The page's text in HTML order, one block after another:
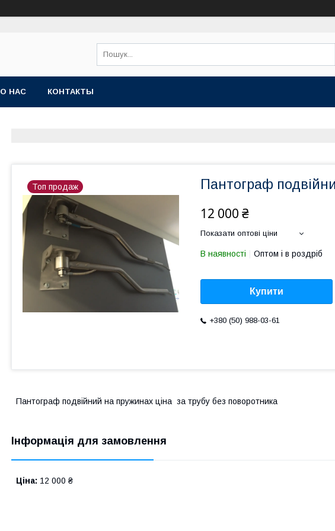
О НАС КОНТАКТЫ
Топ продаж Пантограф
12 000 ₴
Показати оптові ціни
В наявності Оптом і в роздріб
Купити
+380 (50) 988-03-61
Пантограф подвійний на пружинах ціна за трубу без поворотника
Інформація для замовлення
Ціна: 12 000 ₴